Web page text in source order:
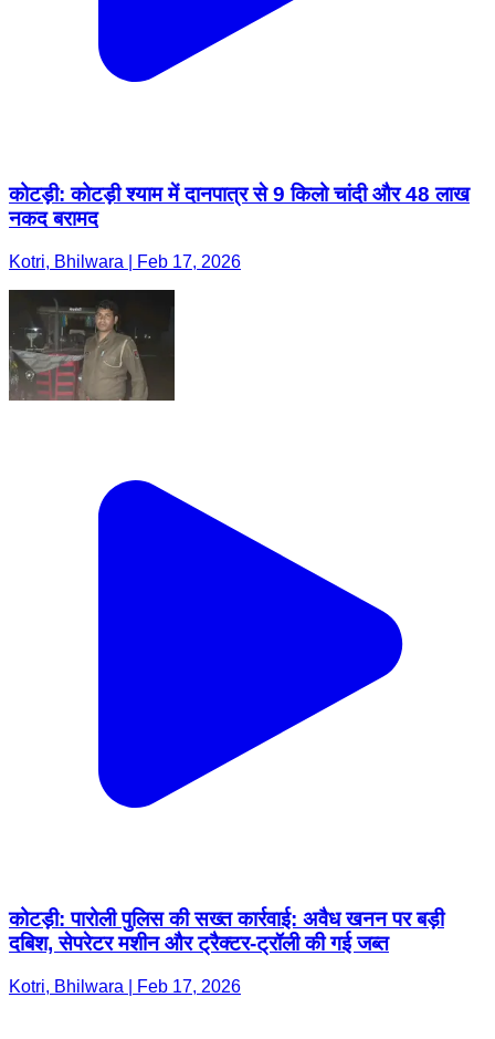
कोटड़ी: कोटड़ी श्याम में दानपात्र से 9 किलो चांदी और 48 लाख
नकद बरामद
Kotri, Bhilwara | Feb 17, 2026
कोटड़ी: पारोली पुलिस की सख्त कार्रवाई: अवैध खनन पर बड़ी
दबिश, सेपरेटर मशीन और ट्रैक्टर-ट्रॉली की गई जब्त
Kotri, Bhilwara | Feb 17, 2026